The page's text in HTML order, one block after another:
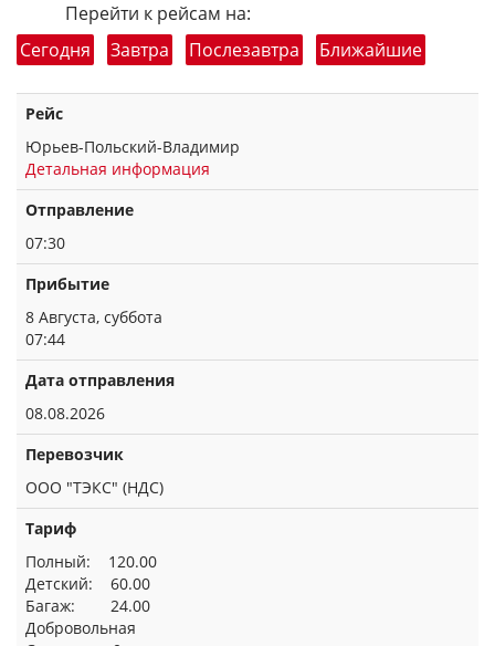
Перейти к рейсам на:
Сегодня
Завтра Послезавтра Ближайшие
Рейс
Юрьев-Польский-Владимир
Детальная информация
Отправление
07:30
Прибытие
8 Августа, суббота
07:44
Дата отправления
08.08.2026
Перевозчик
ООО "ТЭКС" (НДС)
Тариф
Полный: 120.00
Детский: 60.00
Багаж: 24.00
Добровольная